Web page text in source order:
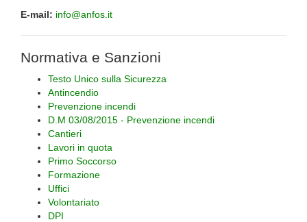
E-mail: info@anfos.it
Normativa e Sanzioni
Testo Unico sulla Sicurezza
Antincendio
Prevenzione incendi
D.M 03/08/2015 - Prevenzione incendi
Cantieri
Lavori in quota
Primo Soccorso
Formazione
Uffici
Volontariato
DPI